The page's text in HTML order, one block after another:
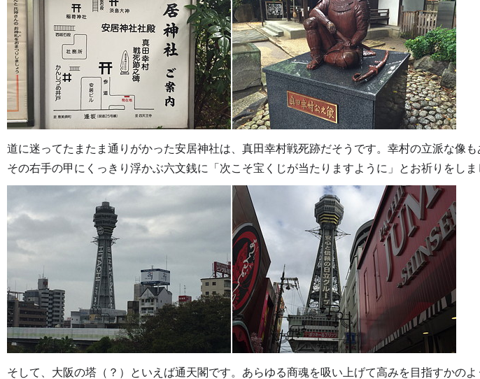
道に迷ってたまたま通りがかった安居神社は、真田幸村戦死跡だそうです。幸村の立派な像も
その右手の甲にくっきり浮かぶ六文銭に「次こそ宝くじが当たりますように」とお祈りをしま
そして、大阪の塔（？）といえば通天閣です。あらゆる商魂を吸い上げて高みを目指すかのよ